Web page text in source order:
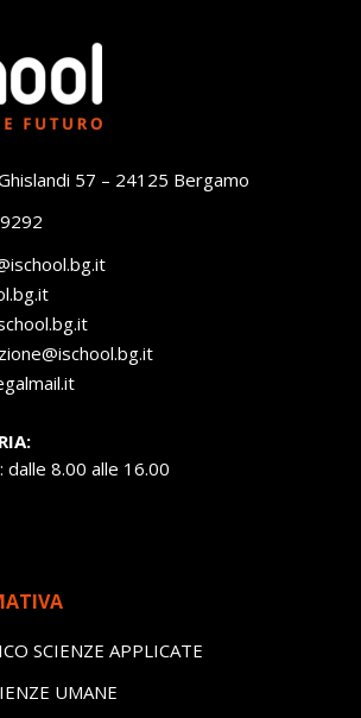
57 – 24125 Bergamo
dalle 8.00 alle 16.00
SCIENZE APPLICATE
UMANE